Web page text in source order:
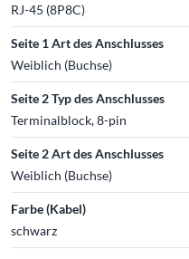
RJ-45 (8P8C)
Seite 1 Art des Anschlusses
Weiblich (Buchse)
Seite 2 Typ des Anschlusses
Terminalblock, 8-pin
Seite 2 Art des Anschlusses
Weiblich (Buchse)
Farbe (Kabel)
schwarz